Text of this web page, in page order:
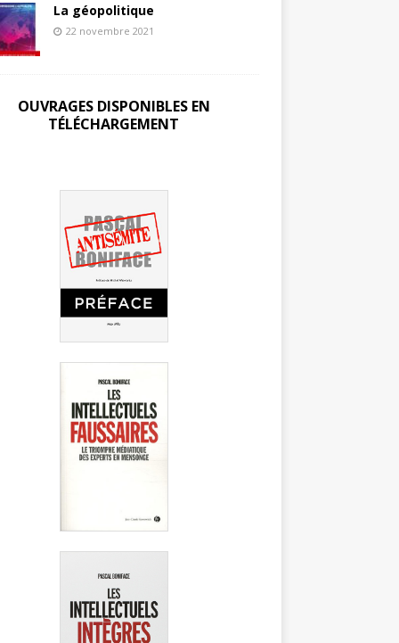
La géopolitique
22 novembre 2021
OUVRAGES DISPONIBLES EN
TÉLÉCHARGEMENT